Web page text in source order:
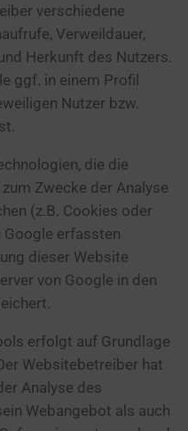
verschiedene
Verweildauer,
Herkunft des Nutzers.
ggf. in einem Profil
Nutzer bzw.
die die
Zwecke der Analyse
(z.B. Cookies oder
Google erfassten
dieser Website
von Google in den
erfolgt auf Grundlage
Websitebetreiber hat
Analyse des
Webangebot als auch